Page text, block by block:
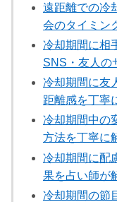
遠距離での冷
会のタイミン
冷却期間に相
SNS・友人の
冷却期間に友
距離感を丁寧
冷却期間中の
方法を丁寧に
冷却期間に配
果を占い師が
冷却期間の節